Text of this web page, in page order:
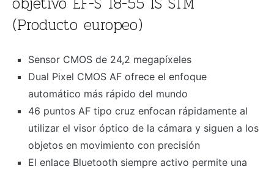
(Producto europeo)
Sensor CMOS de 24,2 megapíxeles
Dual Pixel CMOS AF ofrece el enfoque
automático más rápido del mundo
46 puntos AF tipo cruz enfocan rápidamente al
utilizar el visor óptico de la cámara y siguen a los
objetos en movimiento con precisión
El enlace Bluetooth siempre activo permite una